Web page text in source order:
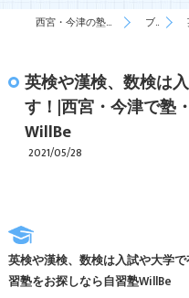
西宮・今津の塾・学習塾は自習塾WillBe ブログ
英検や漢検、数検は
す！|西宮・今津で塾
WillBe
2021/05/28
英検や漢検、数検は入試や大学
習塾をお探しなら自習塾WillBe